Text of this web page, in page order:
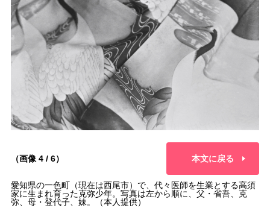
（画像 4 / 6） 本文に戻る
愛知県の一色町（現在は西尾市）で、代々医師を生業とする高須
家に生まれ育った克弥少年。写真は左から順に、父・省吾、克
弥、母・登代子、妹。（本人提供）